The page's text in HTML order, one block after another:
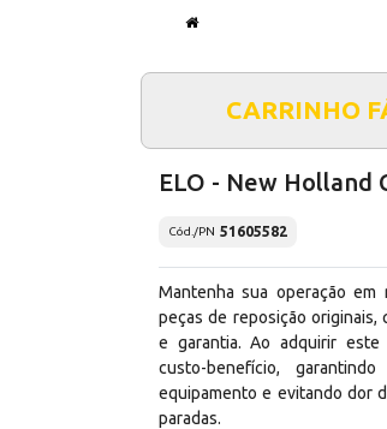
CARRINHO
ELO - New Holland
Cód./PN 51605582
Mantenha sua operação em
peças de reposição originais,
e garantia. Ao adquirir
custo-benefício,
equipamento e evitando dor
paradas.